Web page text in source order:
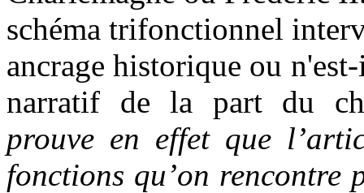
schéma trifonctionnel
ancrage historique ou
narratif de la part du
prouve en effet que
fonctions qu’on rencontre